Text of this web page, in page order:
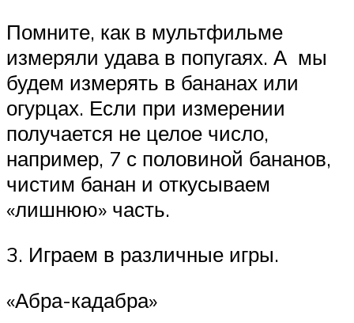
Помните, как в мультфильме
измеряли удава в попугаях. А мы
будем измерять в бананах или
огурцах. Если при измерении
получается не целое число,
например, 7 с половиной бананов,
чистим банан и откусываем
«лишнюю» часть.
3. Играем в различные игры.
«Абра-кадабра»